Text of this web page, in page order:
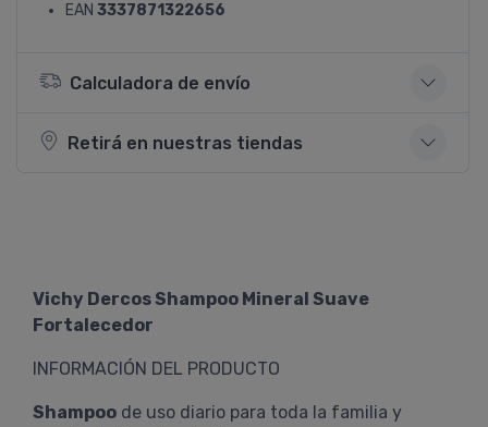
EAN 3337871322656
Calculadora de envío
Retirá en nuestras tiendas
Vichy Dercos Shampoo Mineral Suave
Fortalecedor
INFORMACIÓN DEL PRODUCTO
Shampoo de uso diario para toda la familia y